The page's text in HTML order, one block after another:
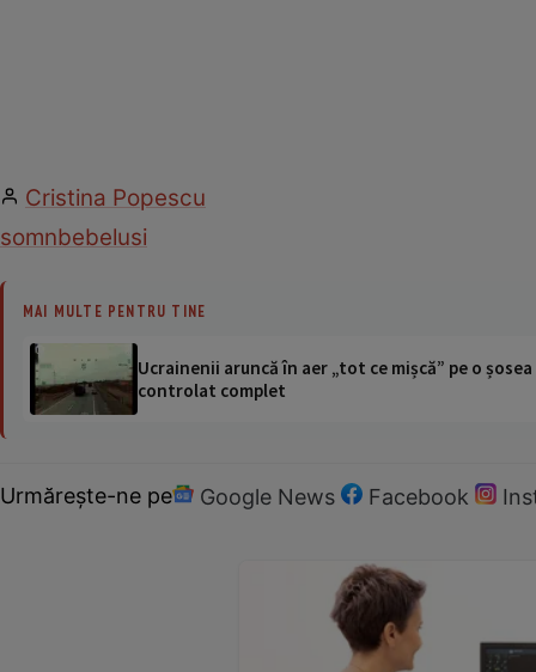
Cristina Popescu
somnbebelusi
MAI MULTE PENTRU TINE
Ucrainenii aruncă în aer „tot ce mișcă” pe o
controlat complet
Urmărește-ne pe Google News Facebook